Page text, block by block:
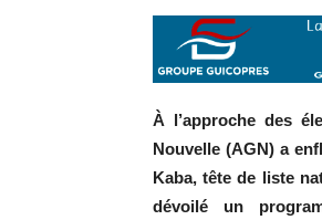
À l’approche des
Nouvelle (AGN) a
Kaba, tête de liste
dévoilé un